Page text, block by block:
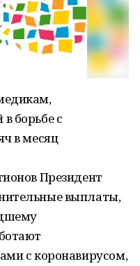
борьбе с
в месяц
Президент
выплаты,
с коронавирусом,